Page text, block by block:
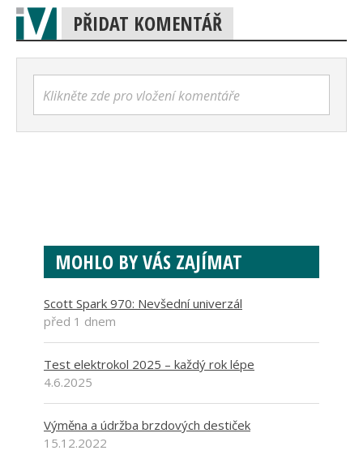
PŘIDAT KOMENTÁŘ
Klikněte zde pro vložení komentáře
MOHLO BY VÁS ZAJÍMAT
Scott Spark 970: Nevšední univerzál
před 1 dnem
Test elektrokol 2025 – každý rok lépe
4.6.2025
Výměna a údržba brzdových destiček
15.12.2022